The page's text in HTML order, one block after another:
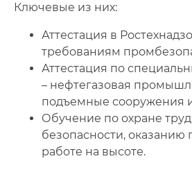
Ключевые из них:
Аттестация в
требованиям
Аттестация по
– нефтегазовая
подъемные сооружения и
Обучение по охране
безопасности,
работе на высоте.